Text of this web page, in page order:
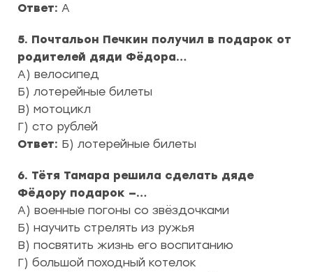
Ответ: А
5. Почтальон Печкин получил в подарок от
родителей дяди Фёдора…
А) велосипед
Б) лотерейные билеты
В) мотоцикл
Г) сто рублей
Ответ: Б) лотерейные билеты
6. Тётя Тамара решила сделать дяде
Фёдору подарок —…
А) военные погоны со звёздочками
Б) научить стрелять из ружья
В) посвятить жизнь его воспитанию
Г) большой походный котелок